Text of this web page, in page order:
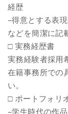
経歴
–得意とする表
などを簡潔に記
□ 実務経歴書
実務経験者採用
在籍事務所での
い。
□ ポートフォリ
–学生時代の作